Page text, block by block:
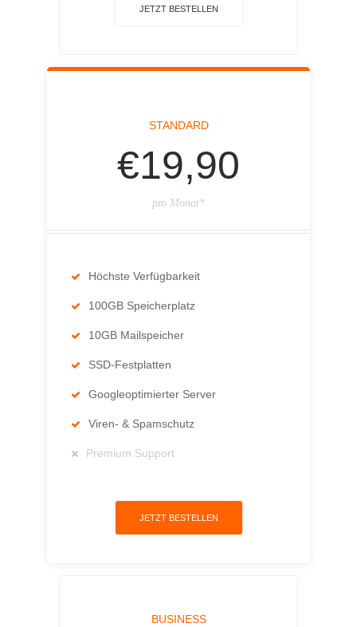
JETZT BESTELLEN
STANDARD
€19,90
pro Monat*
Höchste Verfügbarkeit
100GB Speicherplatz
10GB Mailspeicher
SSD-Festplatten
Googleoptimierter Server
Viren- & Spamschutz
Premium Support
JETZT BESTELLEN
BUSINESS